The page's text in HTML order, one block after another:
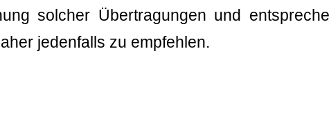
solcher Übertragungen und
jedenfalls zu empfehlen.